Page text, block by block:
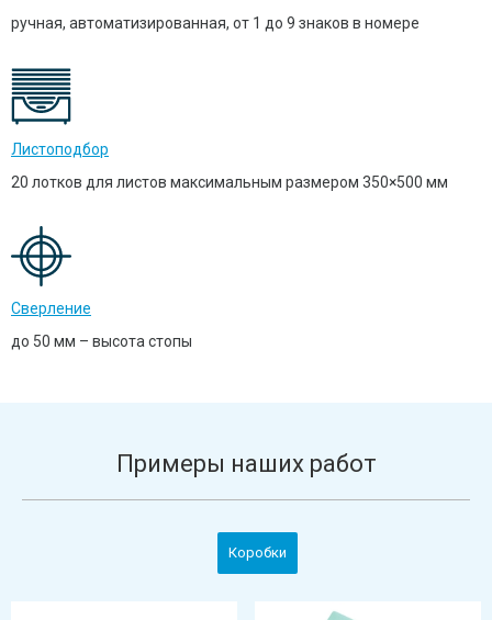
ручная, автоматизированная, от 1 до 9 знаков в номере
Листоподбор
20 лотков для листов максимальным размером 350×500 мм
Сверление
до 50 мм – высота стопы
Примеры наших работ
Коробки